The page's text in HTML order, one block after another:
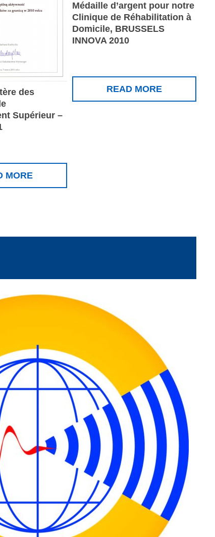
des
Supérieur –
MORE
Médaille d’argent pour notre
Clinique de Réhabilitation à
Domicile, BRUSSELS
INNOVA 2010
READ MORE